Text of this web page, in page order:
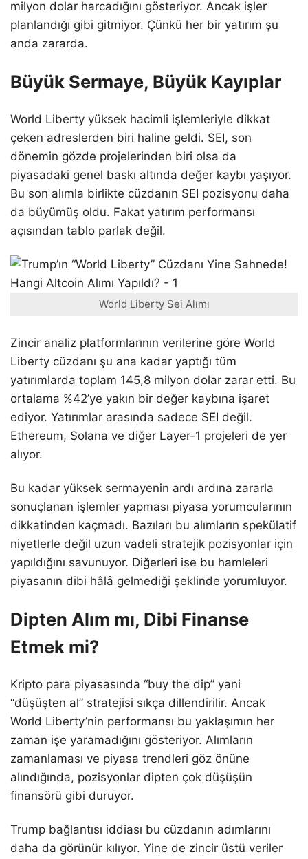
milyon dolar harcadığını gösteriyor. Ancak işler
planlandığı gibi gitmiyor. Çünkü her bir yatırım şu
anda zararda.
Büyük Sermaye, Büyük Kayıplar
World Liberty yüksek hacimli işlemleriyle dikkat
çeken adreslerden biri haline geldi. SEI, son
dönemin gözde projelerinden biri olsa da
piyasadaki genel baskı altında değer kaybı yaşıyor.
Bu son alımla birlikte cüzdanın SEI pozisyonu daha
da büyümüş oldu. Fakat yatırım performansı
açısından tablo parlak değil.
World Liberty Sei Alımı
Zincir analiz platformlarının verilerine göre World
Liberty cüzdanı şu ana kadar yaptığı tüm
yatırımlarda toplam 145,8 milyon dolar zarar etti. Bu
ortalama %42’ye yakın bir değer kaybına işaret
ediyor. Yatırımlar arasında sadece SEI değil.
Ethereum, Solana ve diğer Layer-1 projeleri de yer
alıyor.
Bu kadar yüksek sermayenin ardı ardına zararla
sonuçlanan işlemler yapması piyasa yorumcularının
dikkatinden kaçmadı. Bazıları bu alımların spekülatif
niyetlerle değil uzun vadeli stratejik pozisyonlar için
yapıldığını savunuyor. Diğerleri ise bu hamleleri
piyasanın dibi hâlâ gelmediği şeklinde yorumluyor.
Dipten Alım mı, Dibi Finanse
Etmek mi?
Kripto para piyasasında “buy the dip” yani
“düşüşten al” stratejisi sıkça dillendirilir. Ancak
World Liberty’nin performansı bu yaklaşımın her
zaman işe yaramadığını gösteriyor. Alımların
zamanlaması ve piyasa trendleri göz önüne
alındığında, pozisyonlar dipten çok düşüşün
finansörü gibi duruyor.
Trump bağlantısı iddiası bu cüzdanın adımlarını
daha da görünür kılıyor. Yine de zincir üstü veriler